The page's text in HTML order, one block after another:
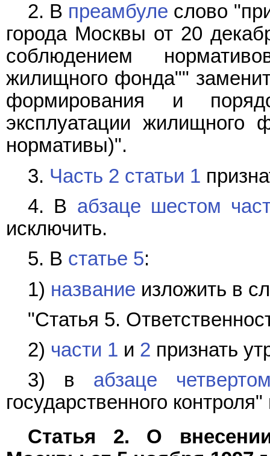
2. В преамбуле слово
города Москвы от 20
соблюдением
жилищного фонда""
формирования и
эксплуатации
нормативы)".
3. Часть 2 статьи 1
4. В абзаце шестом
исключить.
5. В статье 5:
1) название изложить в
"Статья 5.
2) части 1 и 2 признать
3) в абзаце
государственного
Статья 2. О